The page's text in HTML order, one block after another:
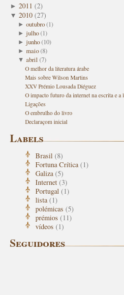
► 2011 (2)
▼ 2010 (27)
► outubro(1)
► julho(1)
► junho(10)
► maio(8)
▼ abril (7)
O melhor da literatura árabe
Mais sobre Wilson Martins
XXV Prémio Lousada Diéguez
O impacto futuro da internet na escrita e a
Ligações
O embrulho do livro
Declaraçom inicial
Labels
Brasil (8)
Fortuna Crítica (1)
Galiza (5)
Internet (3)
Portugal (1)
lista (1)
polémicas (5)
prémios (11)
vídeos (1)
Seguidores